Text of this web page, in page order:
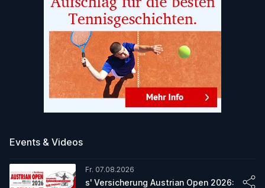
Events & Videos
Fr. 07.08.2026
s' Versicherung Austrian Open 2026: